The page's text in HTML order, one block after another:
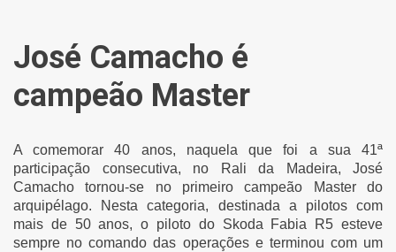
José Camacho é
campeão Master
A comemorar 40 anos, naquela que foi a sua 41ª
participação consecutiva, no Rali da Madeira, José
Camacho tornou-se no primeiro campeão Master do
arquipélago. Nesta categoria, destinada a pilotos com
mais de 50 anos, o piloto do Skoda Fabia R5 esteve
sempre no comando das operações e terminou com um